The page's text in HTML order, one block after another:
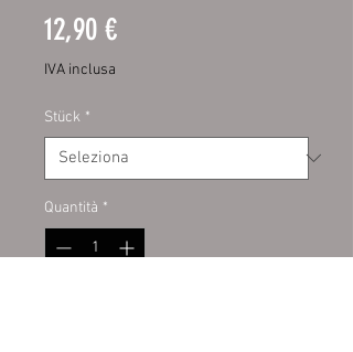
12,90 €Prezzo
IVA inclusa
Stück *
Quantità *